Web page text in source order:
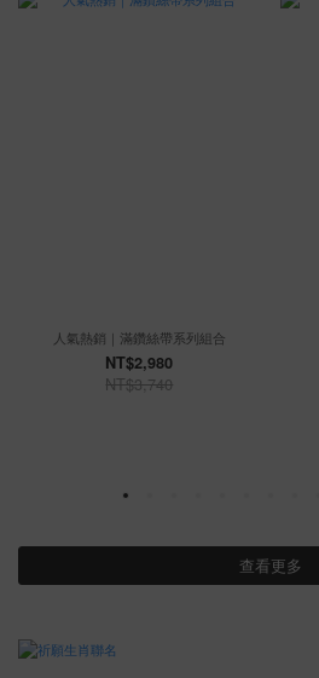
人氣熱銷｜滿鑽絲帶系列組合
NT$2,980
NT$3,740
查看更多